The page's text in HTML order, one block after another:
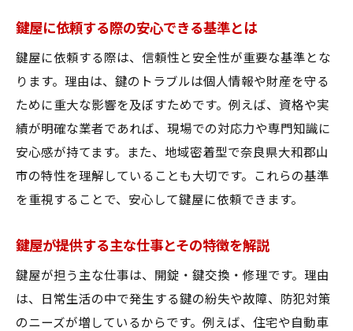
口コミや実績から見る鍵屋の評価基準
鍵屋の対応範囲やサービス内容の比較ポイ
ント
トラブル時に迅速対応できる鍵屋の探し方
鍵屋選びで避けたい失敗事例と対策
鍵屋選びに役立つ事前準備と確認事項
奈良県大和郡山市で鍵屋が果たす役割とは
鍵屋が対応する奈良県大和郡山市の主なニ
鍵屋の防犯対策サービスが選ばれる理由
地域密着型鍵屋が信頼されるポイント
鍵屋に依頼する際の安心できる基準とは
鍵屋に依頼する際は、信頼性と安全性が重要な基準とな
ります。理由は、鍵のトラブルは個人情報や財産を守る
ために重大な影響を及ぼすためです。例えば、資格や実
績が明確な業者であれば、現場での対応力や専門知識に
安心感が持てます。また、地域密着型で奈良県大和郡山
市の特性を理解していることも大切です。これらの基準
を重視することで、安心して鍵屋に依頼できます。
鍵屋が提供する主な仕事とその特徴を解説
鍵屋が担う主な仕事は、開錠・鍵交換・修理です。理由
は、日常生活の中で発生する鍵の紛失や故障、防犯対策
のニーズが増しているからです。例えば、住宅や自動車